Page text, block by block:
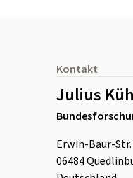
Kontakt
Julius
Erwin-Baur-Str.
06484